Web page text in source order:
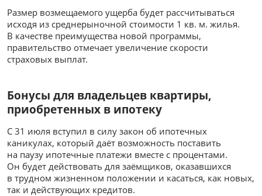
Размер возмещаемого ущерба будет рассчитываться
исходя из среднерыночной стоимости 1 кв. м. жилья.
В качестве преимущества новой программы,
правительство отмечает увеличение скорости
страховых выплат.
Бонусы для владельцев квартиры,
приобретенных в ипотеку
С 31 июля вступил в силу закон об ипотечных
каникулах, который даёт возможность поставить
на паузу ипотечные платежи вместе с процентами.
Он будет действовать для заёмщиков, оказавшихся
в трудном жизненном положении и касаться, как новых,
так и действующих кредитов.